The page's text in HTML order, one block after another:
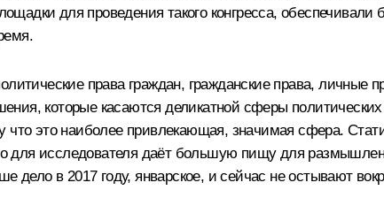
для проведения такого конгресса,
права граждан, гражданские права, личные
которые касаются деликатной сферы
это наиболее привлекающая, значимая сфера.
для исследователя даёт большую пищу для
в 2017 году, январское, и сейчас не остывают